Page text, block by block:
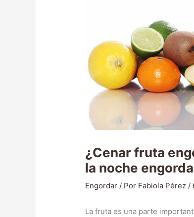
¿Cenar fruta
la noche engorda
Engordar / Por Fabiola Pérez /
La fruta es una parte